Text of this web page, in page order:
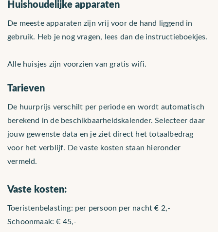
Huishoudelijke apparaten
De meeste apparaten zijn vrij voor de hand liggend in
gebruik. Heb je nog vragen, lees dan de instructieboekjes.
Alle huisjes zijn voorzien van gratis wifi.
Tarieven
De huurprijs verschilt per periode en wordt automatisch
berekend in de beschikbaarheidskalender. Selecteer daar
jouw gewenste data en je ziet direct het totaalbedrag
voor het verblijf. De vaste kosten staan hieronder
vermeld.
Vaste kosten:
Toeristenbelasting: per persoon per nacht € 2,-
Schoonmaak: € 45,-